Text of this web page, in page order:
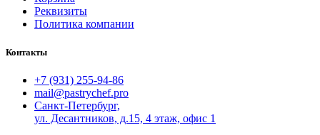
Реквизиты
Политика компании
Контакты
+7 (931) 255-94-86
mail@pastrychef.pro
Санкт-Петербург,
ул. Десантников, д.15, 4 этаж, офис 1